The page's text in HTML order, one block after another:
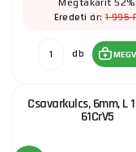
Megtakarít 52%
Eredeti ár:1 995
db
Csavarkulcs, 6mm, L
61CrV5